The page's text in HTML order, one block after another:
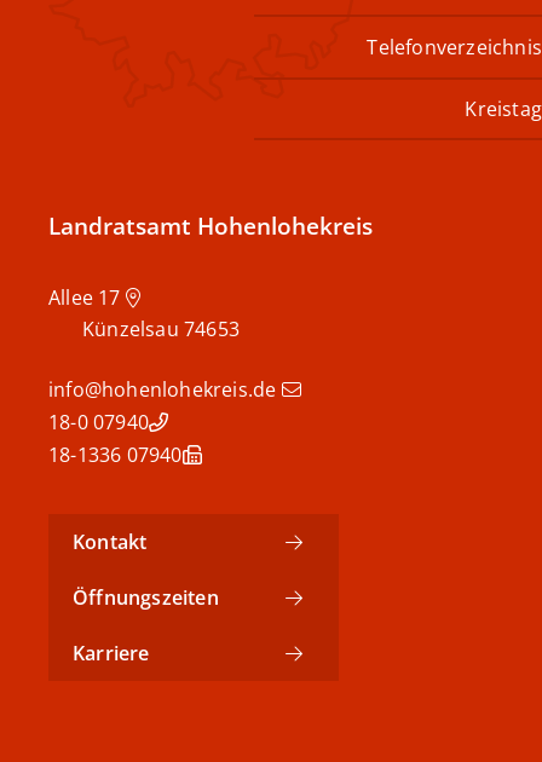
Telefonverzeichnis
Kreistag
Landratsamt Hohenlohekreis
74653
Künzelsau
info@hohenlohekreis.de
07940 18-0
07940 18-1336
Kontakt
Öffnungszeiten
Karriere